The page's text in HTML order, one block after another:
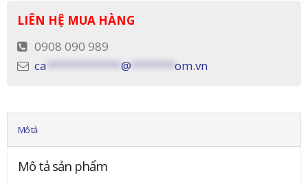
LIÊN HỆ MUA HÀNG
0908 090 989
ca
@ om.vn
Mô tả
Mô tả sản phẩm